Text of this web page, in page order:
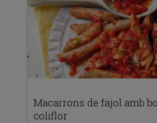
Macarrons de fajol amb
coliflor